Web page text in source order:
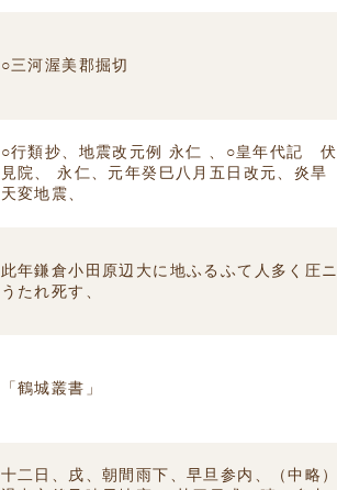
○三河渥美郡掘切
○行類抄、地震改元例 永仁 、○皇年代記 伏
見院、 永仁、元年癸巳八月五日改元、炎旱
天変地震、
此年鎌倉小田原辺大に地ふるふて人多く圧ニ
うたれ死す、
「鶴城叢書」
十二日、戌、朝間雨下、早旦参内、（中略）